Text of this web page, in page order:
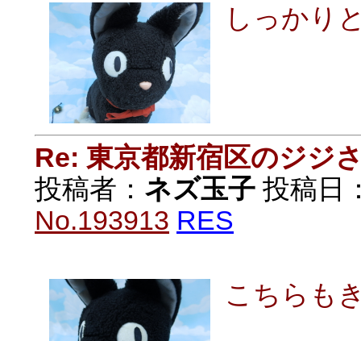
しっかり
Re: 東京都新宿区のジジ
投稿者： ネズ玉子 投稿日
No.193913 RES
こちらも